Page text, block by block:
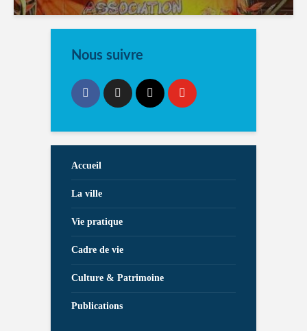
Nous suivre
Accueil
La ville
Vie pratique
Cadre de vie
Culture & Patrimoine
Publications